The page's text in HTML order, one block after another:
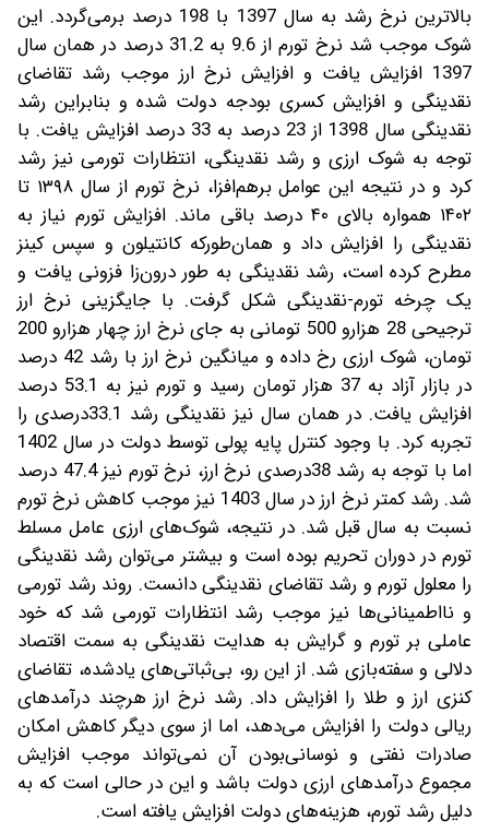
بالاترین نرخ رشد به سال 1397 با 198 درصد برمی‌گردد. این
شوک موجب شد نرخ تورم از 9.6 به 31.2 درصد در همان سال
1397 افزایش یافت و افزایش نرخ ارز موجب رشد تقاضای
نقدینگی و افزایش کسری بودجه دولت شده و بنابراین رشد
نقدینگی سال 1398 از 23 درصد به 33 درصد افزایش یافت. با
توجه به شوک ارزی و رشد نقدینگی، انتظارات تورمی نیز رشد
کرد و در نتیجه این عوامل بر‌هم‌افزا، نرخ تورم از سال ۱۳۹۸ تا
۱۴۰۲ همواره بالای ۴۰ درصد باقی ماند. افزایش تورم نیاز به
نقدینگی را افزایش داد و همان‌طورکه کانتیلون و سپس کینز
مطرح کرده است، رشد نقدینگی به طور درون‌زا فزونی یافت و
یک چرخه تورم-نقدینگی شکل گرفت. با جایگزینی نرخ ارز
ترجیحی 28 هزارو 500 تومانی به جای نرخ ارز چهار هزارو 200
تومان، شوک ارزی رخ داده و میانگین نرخ ارز با رشد 42 درصد
در بازار آزاد به 37 هزار تومان رسید و تورم نیز به 53.1 درصد
افزایش یافت. در همان سال نیز نقدینگی رشد 33.1درصدی را
تجربه کرد. با وجود کنترل پایه پولی توسط دولت در سال 1402
اما با توجه به رشد 38درصدی نرخ ارز، نرخ تورم نیز 47.4 درصد
شد. رشد کمتر نرخ ارز در سال 1403 نیز موجب کاهش نرخ تورم
نسبت به سال قبل شد. در نتیجه، شوک‌های ارزی عامل مسلط
تورم در دوران تحریم بوده است و بیشتر می‌توان رشد نقدینگی
را معلول تورم و رشد تقاضای نقدینگی دانست. روند رشد تورمی
و نااطمینانی‌ها نیز موجب رشد انتظارات تورمی شد که خود
عاملی بر تورم و گرایش به هدایت نقدینگی به سمت اقتصاد
دلالی و سفته‌بازی شد. از این رو، بی‌ثباتی‌های یادشده، تقاضای
کنزی ارز و طلا را افزایش داد. رشد نرخ ارز هرچند درآمدهای
ریالی دولت را افزایش می‌دهد، اما از سوی دیگر کاهش امکان
صادرات نفتی و نوسانی‌بودن آن نمی‌تواند موجب افزایش
مجموع درآمدهای ارزی دولت باشد و این در حالی است که به
دلیل رشد تورم، هزینه‌های دولت افزایش یافته است.